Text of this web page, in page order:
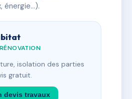
énergie…).
isolation des parties
gratuit.
devis travaux